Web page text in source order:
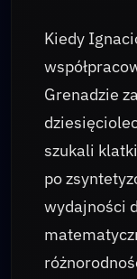
Kiedy
Grenadzie
szukali
po
wydajności